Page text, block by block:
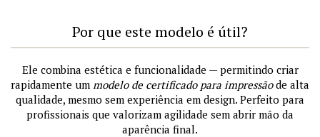
Por que este modelo é útil?
Ele combina estética e funcionalidade — permitindo criar
rapidamente um modelo de certificado para impressãode alta
qualidade, mesmo sem experiência em design. Perfeito para
profissionais que valorizam agilidade sem abrir mão da
aparência final.